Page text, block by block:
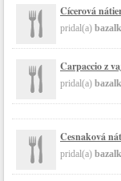
Cícerová
pridal(a)
Carpaccio z
pridal(a)
Cesnaková
pridal(a)